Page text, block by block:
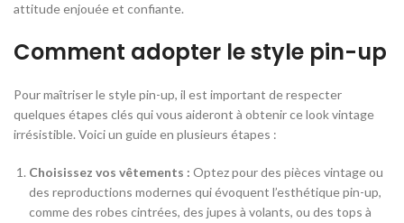
attitude enjouée et confiante.
Comment adopter le style pin-up
Pour maîtriser le style pin-up, il est important de respecter
quelques étapes clés qui vous aideront à obtenir ce look vintage
irrésistible. Voici un guide en plusieurs étapes :
Choisissez vos vêtements : Optez pour des pièces vintage ou
des reproductions modernes qui évoquent l’esthétique pin-up,
comme des robes cintrées, des jupes à volants, ou des tops à